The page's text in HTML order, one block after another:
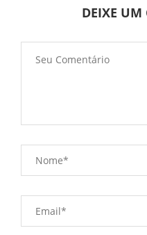
DEIXE UM